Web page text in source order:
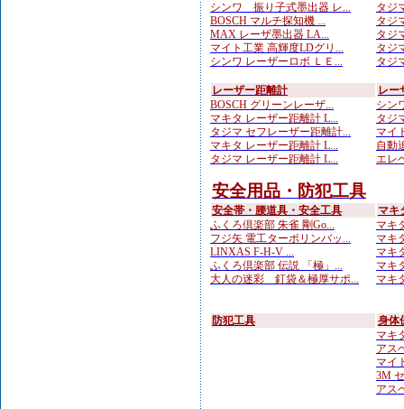
シンワ 振り子式墨出器 レ...
BOSCH マルチ探知機 ...
MAX レーザ墨出器 LA...
マイト工業 高輝度LDグリ...
シンワ レーザーロボ ＬＥ...
タジ
タジ
タジ
タジ
タジ
レーザー距離計
BOSCH グリーンレーザ...
マキタ レーザー距離計 L...
タジマ セフレーザー距離計...
マキタ レーザー距離計 L...
タジマ レーザー距離計 L...
レー
シン
タジ
マイ
自動
エレ
安全用品・防犯工具
安全帯・腰道具・安全工具
ふくろ倶楽部 朱雀 剛Go...
フジ矢 電工ターポリンバッ...
LINXAS F-H-V ...
ふくろ倶楽部 伝説 「極」...
大人の迷彩 釘袋＆極厚サポ...
マキ
マキ
マキ
マキ
マキ
マキ
防犯工具
身体
マキ
アス
マイ
3M
アス